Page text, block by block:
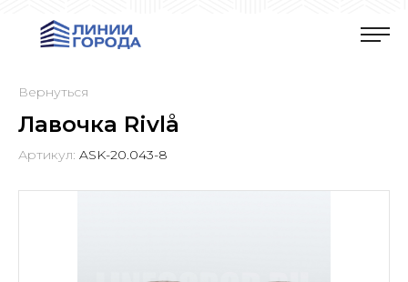
Вернуться
Лавочка Rivlå
Артикул: ASK-20.043-8